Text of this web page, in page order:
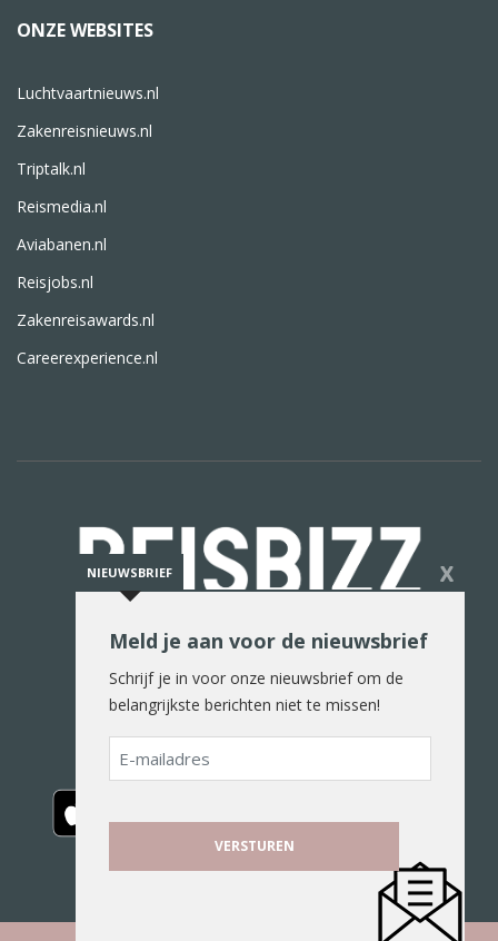
ONZE WEBSITES
Luchtvaartnieuws.nl
Zakenreisnieuws.nl
Triptalk.nl
Reismedia.nl
Aviabanen.nl
Reisjobs.nl
Zakenreisawards.nl
Careerexperience.nl
De reiswereld in woord en beeld
NIEUWSBRIEF X
Meld je aan voor de nieuwsbrief
Schrijf je in voor onze nieuwsbrief om de
belangrijkste berichten niet te missen!
E-
mailadres